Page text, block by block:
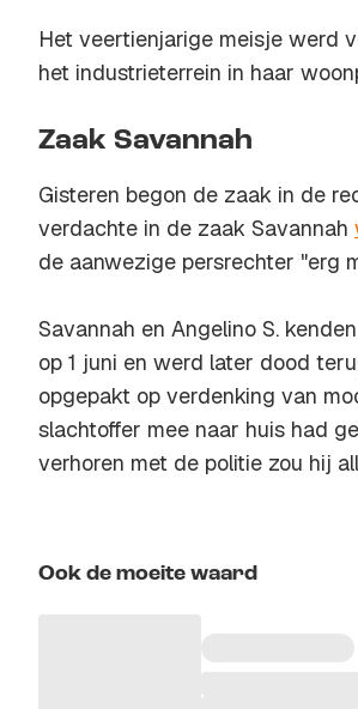
Het veertienjarige meisje werd
het industrieterrein in haar
Zaak Savannah
Gisteren begon de zaak in de
verdachte in de zaak Savannah
de aanwezige persrechter "erg
Savannah en Angelino S.
op 1 juni en werd later dood
opgepakt op verdenking van
slachtoffer mee naar huis had
verhoren met de politie zou hij
Ook de moeite waard